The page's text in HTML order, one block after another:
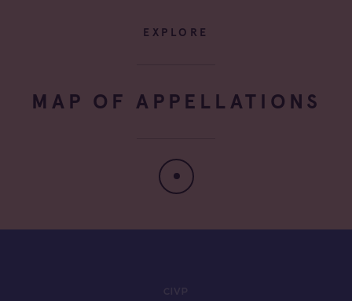
EXPLORE
MAP OF APPELLATIONS